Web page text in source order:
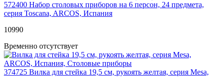
572400 Набор столовых приборов на 6 персон, 24 предмета,
серия Toscana, ARCOS, Испания
10990
Временно отсутствует
374725 Вилка для стейка 19,5 см, рукоять желтая, серия Mesa,